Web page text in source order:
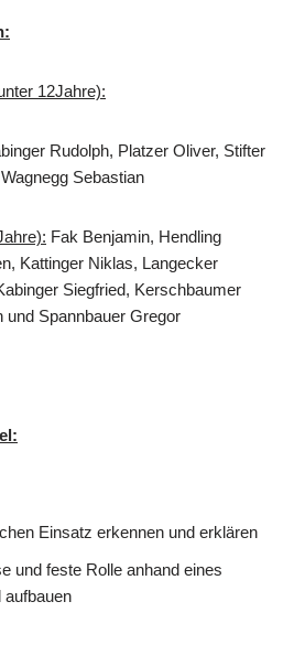
12Jahre):
Rudolph, Platzer Oliver, Stifter
Sebastian
Fak Benjamin, Hendling
Kattinger Niklas, Langecker
Siegfried, Kerschbaumer
und Spannbauer Gregor
Einsatz erkennen und erklären
und feste Rolle anhand eines
aufbauen